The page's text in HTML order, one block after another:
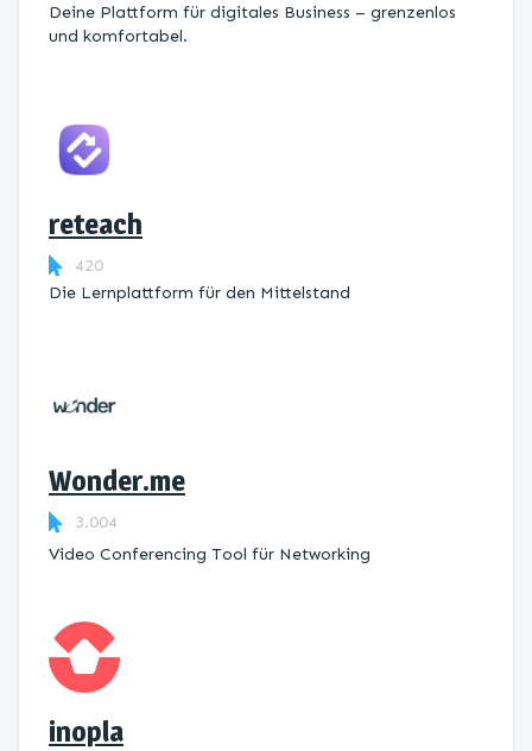
Deine Plattform für digitales Business – grenzenlos
und komfortabel.
reteach
420
Die Lernplattform ​für den Mittelstand
Wonder.me
3.004
Video Conferencing Tool für Networking
inopla